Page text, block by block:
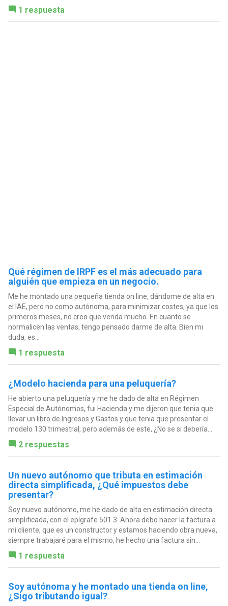
1 respuesta
Qué régimen de IRPF es el más adecuado para
alguién que empieza en un negocio.
Me he montado una pequeña tienda on line, dándome de alta en
el IAE, pero no como autónoma, para minimizar costes, ya que los
primeros meses, no creo que venda mucho. En cuanto se
normalicen las ventas, tengo pensado darme de alta. Bien mi
duda, es...
1 respuesta
¿Modelo hacienda para una peluquería?
He abierto una peluquería y me he dado de alta en Régimen
Especial de Autónomos, fui Hacienda y me dijeron que tenia que
llevar un libro de Ingresos y Gastos y que tenia que presentar el
modelo 130 trimestral, pero además de este, ¿No se si debería...
2 respuestas
Un nuevo autónomo que tributa en estimación
directa simplificada, ¿Qué impuestos debe
presentar?
Soy nuevo autónomo, me he dado de alta en estimación directa
simplificada, con el epígrafe 501.3. Ahora debo hacer la factura a
mi cliente, que es un constructor y estamos haciendo obra nueva,
siempre trabajaré para el mismo, he hecho una factura sin...
1 respuesta
Soy autónoma y he montado una tienda on line,
¿Sigo tributando igual?